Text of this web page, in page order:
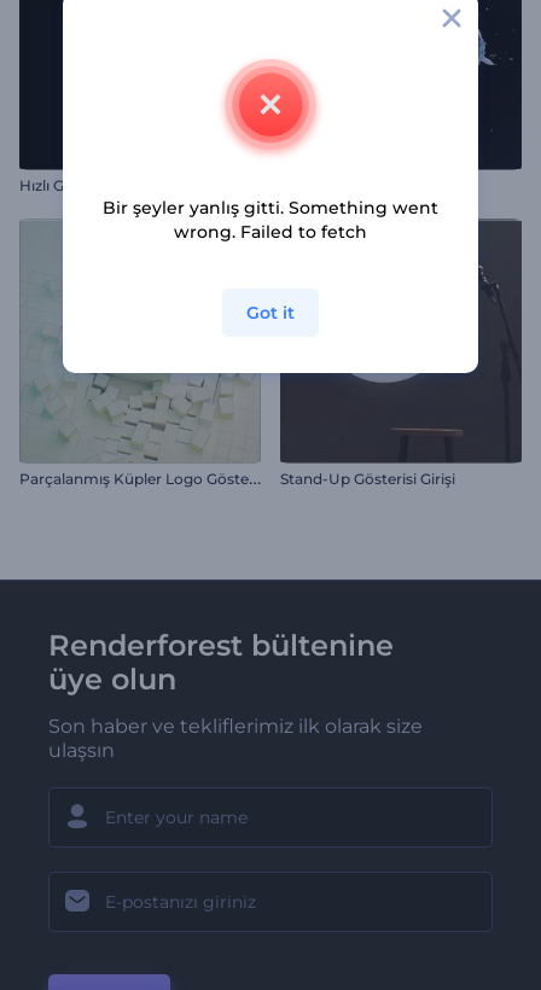
Hızlı Glitch Logo Gösterimi
P
arçalanmış Küpler Logo Gösterimi Stand-Up Gösterisi Girişi
Renderforest bültenine
üye olun
Son haber ve tekliflerimiz ilk olarak size
ulaşsın
Bir şeyler yanlış gitti. Something went
wrong. Failed to fetch
Got it